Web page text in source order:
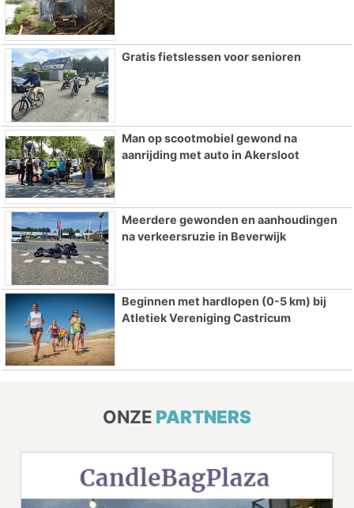
Gratis fietslessen voor senioren
Man op scootmobiel gewond na
aanrijding met auto in Akersloot
Meerdere gewonden en aanhoudingen
na verkeersruzie in Beverwijk
Beginnen met hardlopen (0-5 km) bij
Atletiek Vereniging Castricum
ONZE PARTNERS